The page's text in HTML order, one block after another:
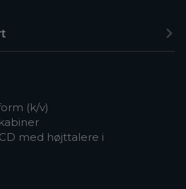
(k/v)
med højttalere i